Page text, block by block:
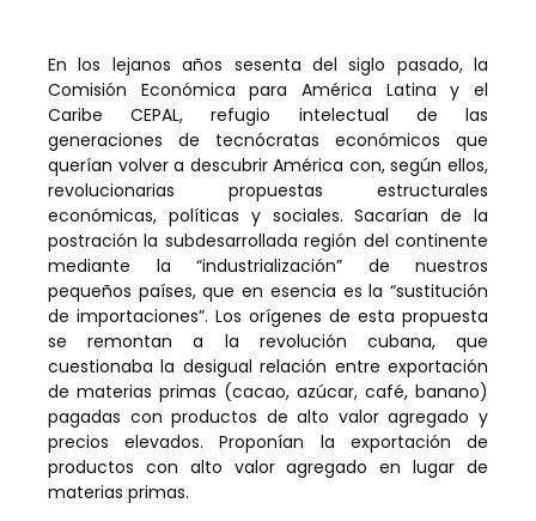
En los lejanos años sesenta del siglo pasado, la
Comisión Económica para América Latina y el
Caribe CEPAL, refugio intelectual de las
generaciones de tecnócratas económicos que
querían volver a descubrir América con, según ellos,
revolucionarias propuestas estructurales
económicas, políticas y sociales. Sacarían de la
postración la subdesarrollada región del continente
mediante la “industrialización” de nuestros
pequeños países, que en esencia es la “sustitución
de importaciones”. Los orígenes de esta propuesta
se remontan a la revolución cubana, que
cuestionaba la desigual relación entre exportación
de materias primas (cacao, azúcar, café, banano)
pagadas con productos de alto valor agregado y
precios elevados. Proponían la exportación de
productos con alto valor agregado en lugar de
materias primas.